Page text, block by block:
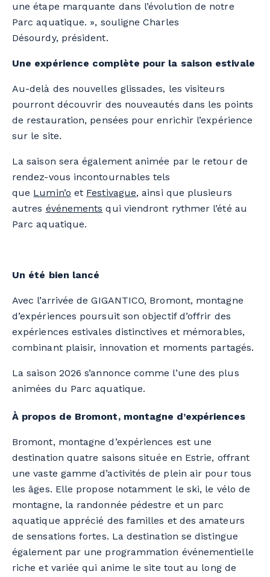
une étape marquante dans l’évolution de notre
Parc aquatique. », souligne Charles
Désourdy, président.
Une expérience complète pour la saison estivale
Au-delà des nouvelles glissades, les visiteurs
pourront découvrir des nouveautés dans les points
de restauration, pensées pour enrichir l’expérience
sur le site.
La saison sera également animée par le retour de
rendez-vous incontournables tels
que Lumin’o et Festivague, ainsi que plusieurs
autres événements qui viendront rythmer l’été au
Parc aquatique.
Un été bien lancé
Avec l’arrivée de GIGANTICO, Bromont, montagne
d’expériences poursuit son objectif d’offrir des
expériences estivales distinctives et mémorables,
combinant plaisir, innovation et moments partagés.
La saison 2026 s’annonce comme l’une des plus
animées du Parc aquatique.
À propos de Bromont, montagne d’expériences
Bromont, montagne d’expériences est une
destination quatre saisons située en Estrie, offrant
une vaste gamme d’activités de plein air pour tous
les âges. Elle propose notamment le ski, le vélo de
montagne, la randonnée pédestre et un parc
aquatique apprécié des familles et des amateurs
de sensations fortes. La destination se distingue
également par une programmation événementielle
riche et variée qui anime le site tout au long de